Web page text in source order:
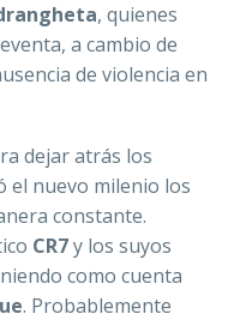
, quienes
a cambio de
de violencia en
dejar atrás los
el nuevo milenio los
constante.
CR7y los suyos
como cuenta
. Probablemente